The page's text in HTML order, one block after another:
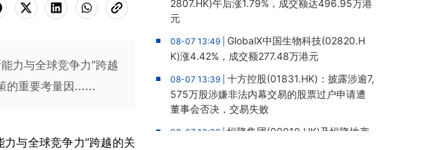
力与全球竞争力”跨越
的重要考量因......
与全球竞争力”跨越的关
2807.HK)午后涨1.79%，成交额达496.95万港
元
08-07 13:49 | GlobalX中国生物科技(02820.H
K)涨4.42%，成交额277.48万港元
08-07 13:39 | 十方控股(01831.HK)：披露涉逾7,
575万股涉嫌非法内幕交易的股票过户申请遭
董事会否决，交易失败
08-07 13:32 | 恒隆集团(00010.HK)及恒隆地产